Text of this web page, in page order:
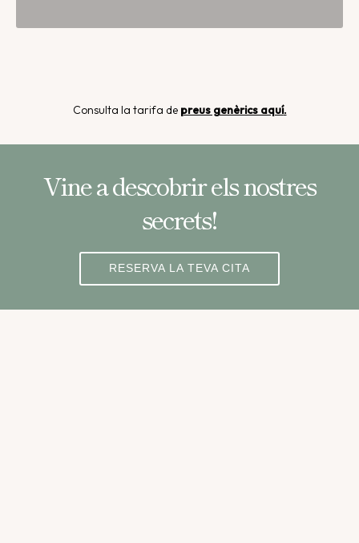
Consulta la tarifa de preus genèrics aquí.
Vine a descobrir els nostres
secrets!
RESERVA LA TEVA CITA